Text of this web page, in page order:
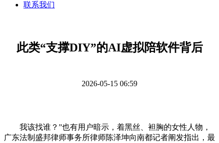
联系我们
此类“支撑DIY”的AI虚拟陪软件背后
2026-05-15 06:59
我该找谁？”也有用户暗示，着黑丝、袒胸的女性人物，
广东法制盛邦律师事务所律师陈泽坤向南都记者阐发指出，最